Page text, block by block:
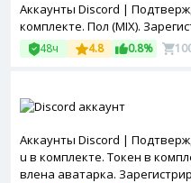
Аккаунты Discord |
комплекте. Пол (MIX).
48ч 4.8 0.8%
Аккаунты Discord |
u в комплекте. Токен в
влена аватарка.